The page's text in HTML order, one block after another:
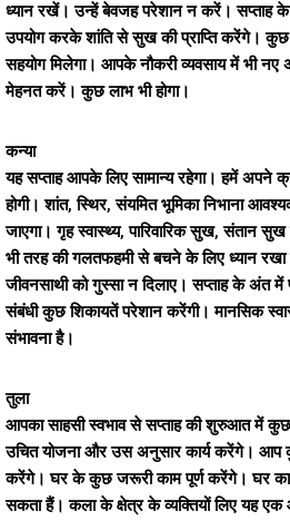
ध्यान रखें। उन्हें बेवजह परेशान न करें। सप्ताह के
उपयोग करके शांति से सुख की प्राप्ति करेंगे। कुछ
सहयोग मिलेगा। आपके नौकरी व्यवसाय में भी
मेहनत करें। कुछ लाभ भी होगा।
कन्या
यह सप्ताह आपके लिए सामान्य रहेगा। हमें अपने
होगी। शांत, स्थिर, संयमित भूमिका निभाना
जाएगा। गृह स्वास्थ्य, पारिवारिक सुख, संतान
भी तरह की गलतफहमी से बचने के लिए ध्यान रखा
जीवनसाथी को गुस्सा न दिलाए। सप्ताह के अंत में
संबंधी कुछ शिकायतें परेशान करेंगी। मानसिक
संभावना है।
तुला
आपका साहसी स्वभाव से सप्ताह की शुरुआत में कुछ
उचित योजना और उस अनुसार कार्य करेंगे। आप
करेंगे। घर के कुछ जरूरी काम पूर्ण करेंगे। घर
सकता हैं। कला के क्षेत्र के व्यक्तियों लिए यह